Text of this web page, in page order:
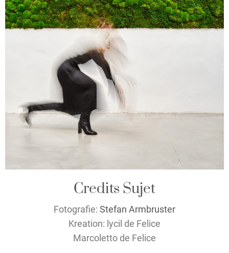
Credits Sujet
Fotografie: Stefan Armbruster
Kreation: lycil de Felice
Marcoletto de Felice